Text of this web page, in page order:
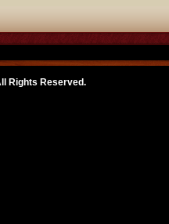
Rights Reserved.